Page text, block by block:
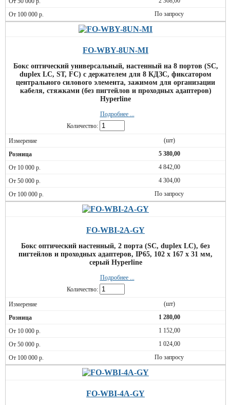
По запросу
FO-WBY-8UN-MI
Бокс оптический универсальный, настенный на 8 портов (SC,
duplex LC, ST, FC) с держателем для 8 КДЗС, фиксатором
центрального силового элемента, зажимом для организации
кабеля, стяжками (без пигтейлов и проходных адаптеров)
Hyperline
Подробнее ...
Количество:
(шт)
5 380,00
4 842,00
4 304,00
По запросу
FO-WBI-2A-GY
Бокс оптический настенный, 2 порта (SC, duplex LC), без
пигтейлов и проходных адаптеров, IP65, 102 х 167 х 31 мм,
серый Hyperline
Подробнее ...
Количество:
(шт)
1 280,00
1 152,00
1 024,00
По запросу
FO-WBI-4A-GY